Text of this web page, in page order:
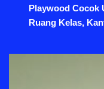
Playwood Cocok
Ruang Kelas,